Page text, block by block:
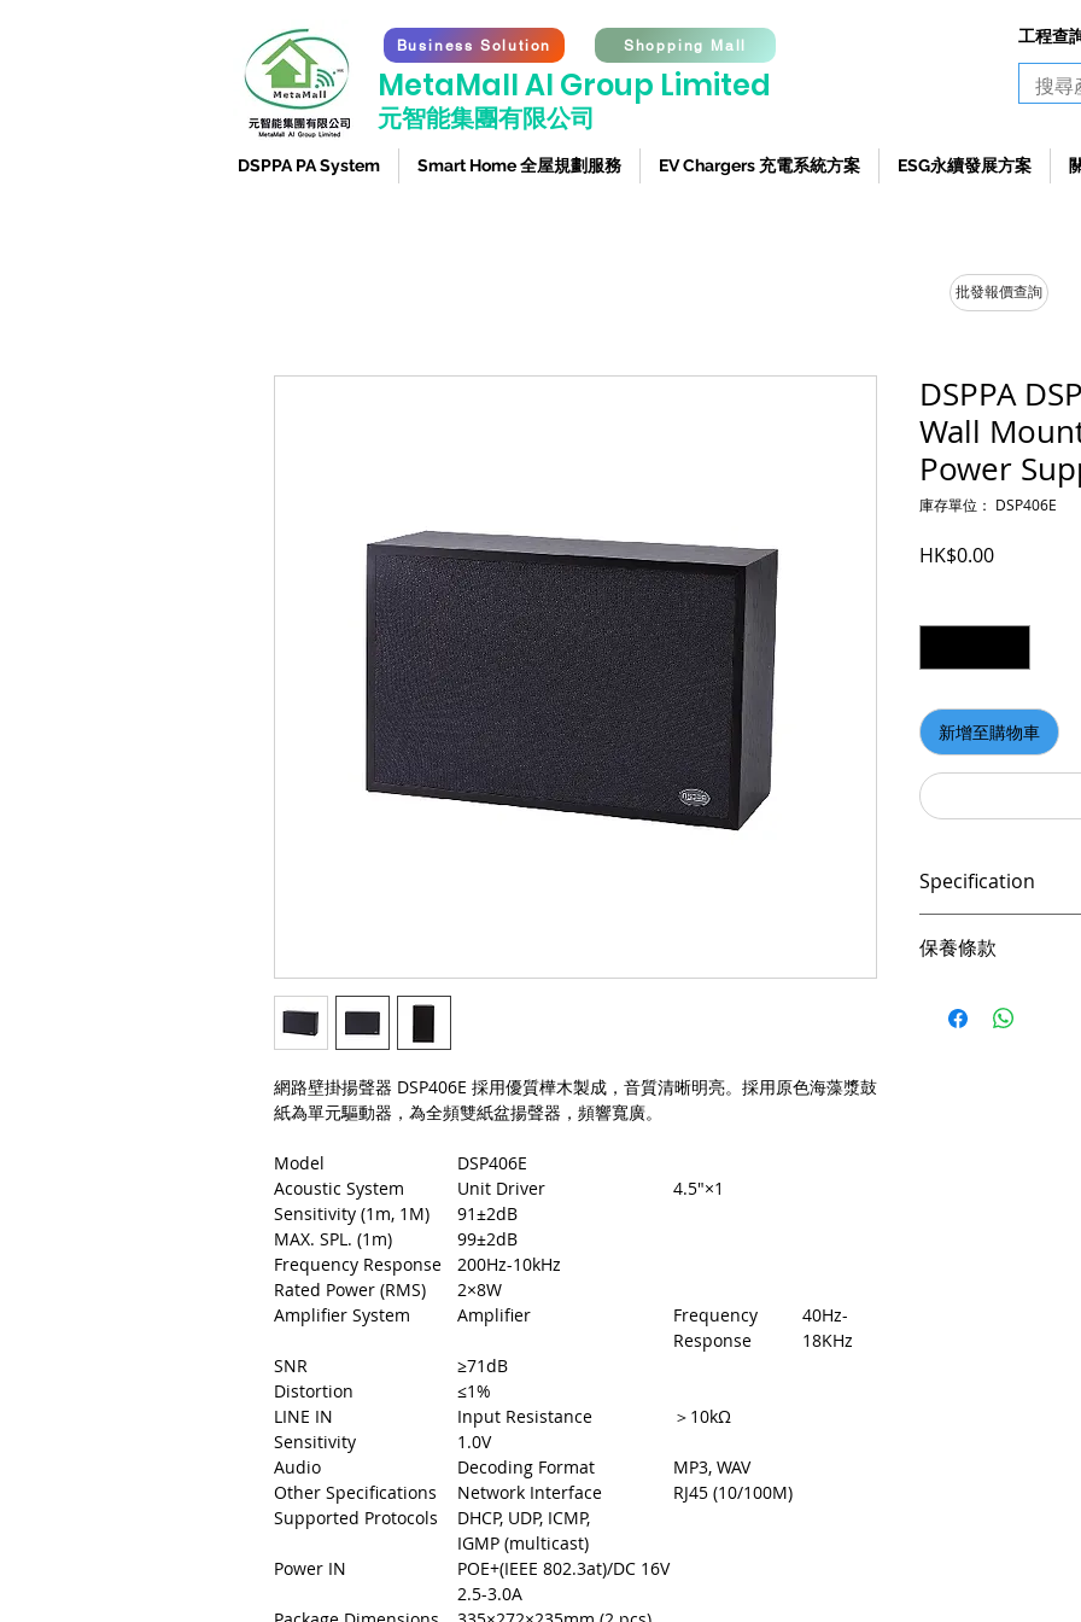
Business Solution Shopping Mall
​MetaMall AI Group Limited
元智能集團有限公司
DSPPA PA System Smart Home 全屋規劃服務 EV Chargers 充電系統方案 ESG永續發展方案
工程查
網路壁掛揚聲器 DSP406E 採用優質樺木製成，音質清晰明亮。採用原色海藻漿鼓
紙為單元驅動器，為全頻雙紙盆揚聲器，頻響寬廣。
Model
DSP406E
Acoustic System
Unit Driver
4.5"×1
Sensitivity (1m, 1M)
91±2dB
MAX. SPL. (1m)
99±2dB
Frequency Response
200Hz-10kHz
Rated Power (RMS)
2×8W
Amplifier System
Amplifier
Frequency
Response
40Hz-
18KHz
SNR
≥71dB
Distortion
≤1%
LINE IN
Input Resistance
＞10kΩ
Sensitivity
1.0V
Audio
Decoding Format
MP3, WAV
Other Specifications
Network Interface
RJ45 (10/100M)
Supported Protocols
DHCP, UDP, ICMP,
IGMP (multicast)
Power IN
POE+(IEEE 802.3at)/DC 16V
2.5-3.0A
DSPPA
Wall
Power
庫存單位： DSP406E
HK$0.00價格
新增至購物車
Specification
區域網路。
● 可播放主機系統的
● 採用原色海藻漿鼓
保養條款
憑購買發票，全
批發報價查詢